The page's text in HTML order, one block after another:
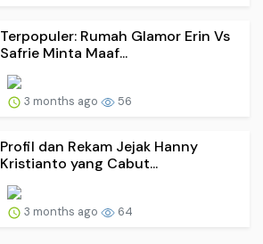
Terpopuler: Rumah Glamor Erin Vs
Safrie Minta Maaf...
3 months ago 56
Profil dan Rekam Jejak Hanny
Kristianto yang Cabut...
3 months ago 64